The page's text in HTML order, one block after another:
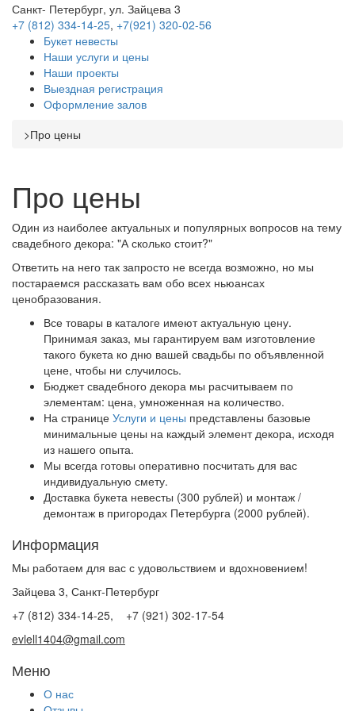
Санкт- Петербург, ул. Зайцева 3
+7 (812) 334-14-25, +7(921) 320-02-56
Букет невесты
Наши услуги и цены
Наши проекты
Выездная регистрация
Оформление залов
>Про цены
Про цены
Один из наиболее актуальных и популярных вопросов на тему
свадебного декора: "А сколько стоит?"
Ответить на него так запросто не всегда возможно, но мы
постараемся рассказать вам обо всех ньюансах
ценобразования.
Все товары в каталоге имеют актуальную цену.
Принимая заказ, мы гарантируем вам изготовление
такого букета ко дню вашей свадьбы по объявленной
цене, чтобы ни случилось.
Бюджет свадебного декора мы расчитываем по
элементам: цена, умноженная на количество.
На странице Услуги и цены представлены базовые
минимальные цены на каждый элемент декора, исходя
из нашего опыта.
Мы всегда готовы оперативно посчитать для вас
индивидуальную смету.
Доставка букета невесты (300 рублей) и монтаж /
демонтаж в пригородах Петербурга (2000 рублей).
Информация
Мы работаем для вас с удовольствием и вдохновением!
Зайцева 3, Санкт-Петербург
+7 (812) 334-14-25, +7 (921) 302-17-54
evlell1404@gmail.com
Меню
О нас